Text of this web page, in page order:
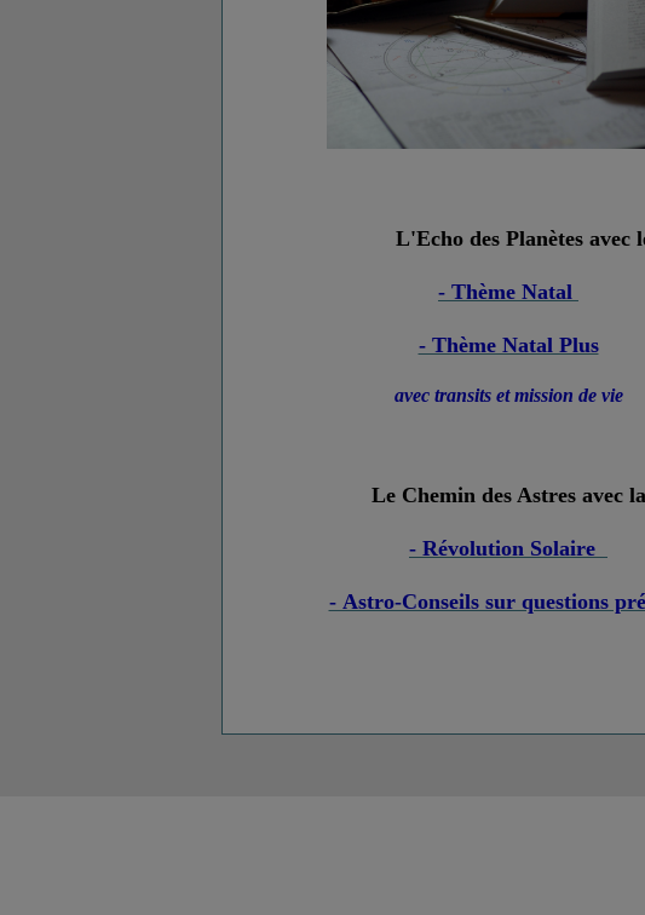
L'Echo des Planètes avec
- Thème Natal
- Thème Natal Plus
avec transits et mission de vie
Le Chemin des Astres avec la
- Révolution Solaire
- Astro-Conseils sur questions